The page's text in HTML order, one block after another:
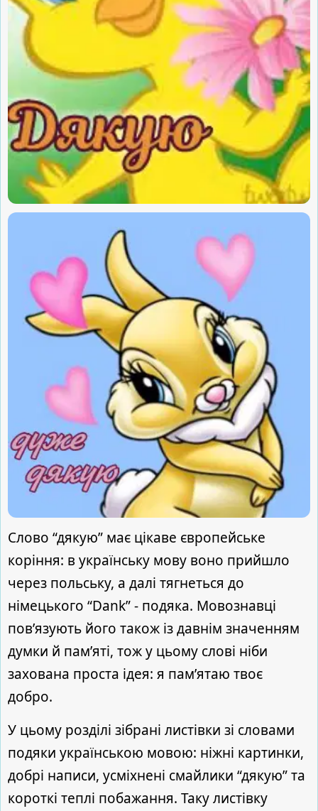
Слово “дякую” має цікаве європейське
коріння: в українську мову воно прийшло
через польську, а далі тягнеться до
німецького “Dank” - подяка. Мовознавці
пов’язують його також із давнім значенням
думки й пам’яті, тож у цьому слові ніби
захована проста ідея: я пам’ятаю твоє
добро.
У цьому розділі зібрані листівки зі словами
подяки українською мовою: ніжні картинки,
добрі написи, усміхнені смайлики “дякую” та
короткі теплі побажання. Таку листівку